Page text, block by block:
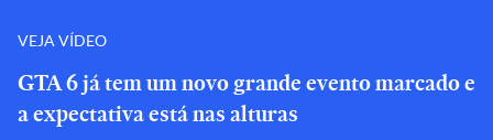
VEJA VÍDEO
GTA 6 já tem um novo grande evento marcado e
a expectativa está nas alturas